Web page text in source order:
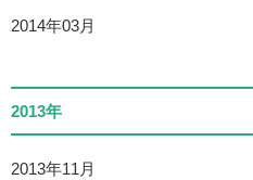
2014年03月
2013年
2013年11月